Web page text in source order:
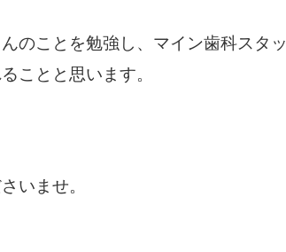
のことを勉強し、マイン歯科スタッ
ことと思います。
いませ。